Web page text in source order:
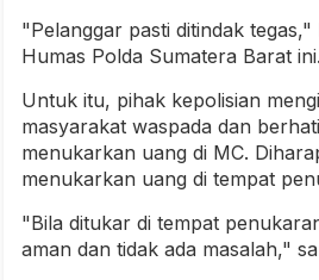
"Pelanggar pasti ditindak
Humas Polda Sumatera Barat ini.
Untuk itu, pihak kepolisian
masyarakat waspada dan
menukarkan uang di MC.
menukarkan uang di tempat
"Bila ditukar di tempat
aman dan tidak ada masalah,"